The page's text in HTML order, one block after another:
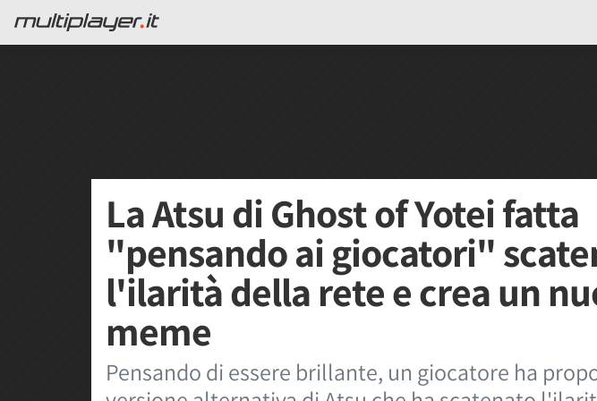
La Atsu di Ghost of Yotei fatta
"pensando ai giocatori"
l'ilarità della rete e crea un
meme
Pensando di essere brillante, un giocatore ha